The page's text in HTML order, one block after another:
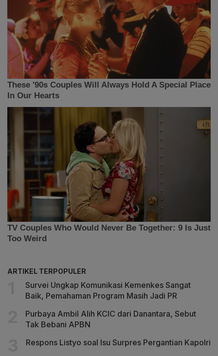
ARTIKEL TERPOPULER
Survei Ungkap Komunikasi Kemenkes Sangat
Baik, Pemahaman Program Masih Jadi PR
Purbaya Ambil Alih KCIC dari Danantara, Sebut
Tak Bebani APBN
Respons Listyo soal Isu Surpres Pergantian Kapolri